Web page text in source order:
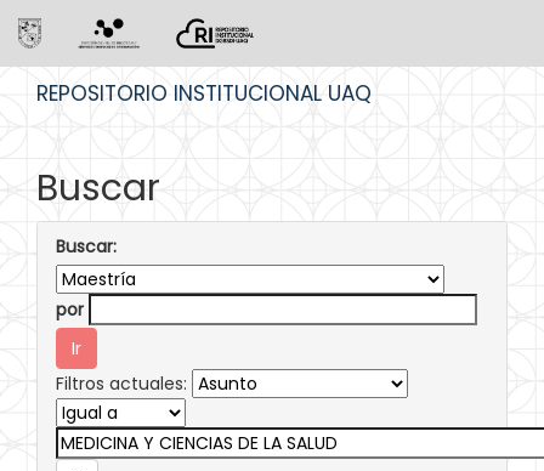
REPOSITORIO INSTITUCIONAL UAQ
Buscar
Buscar:
por
Filtros actuales: